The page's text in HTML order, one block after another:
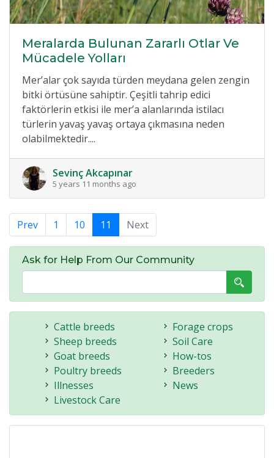
Meralarda Bulunan Zararlı Otlar Ve
Mücadele Yolları
Mer’alar çok sayıda türden meydana gelen zengin
bitki örtüsüne sahiptir. Çeşitli tahrip edici
faktörlerin etkisi ile mer’a alanlarında istilacı
türlerin yavaş yavaş ortaya çıkmasına neden
olabilmektedir....
Sevinç Akcapınar
5 years 11 months ago
Prev 1 10 11 Next
Ask for Help From Our Community
Cattle breeds
Sheep breeds
Goat breeds
Poultry breeds
Illnesses
Livestock Care
Forage crops
Soil Care
How-tos
Breeders
News